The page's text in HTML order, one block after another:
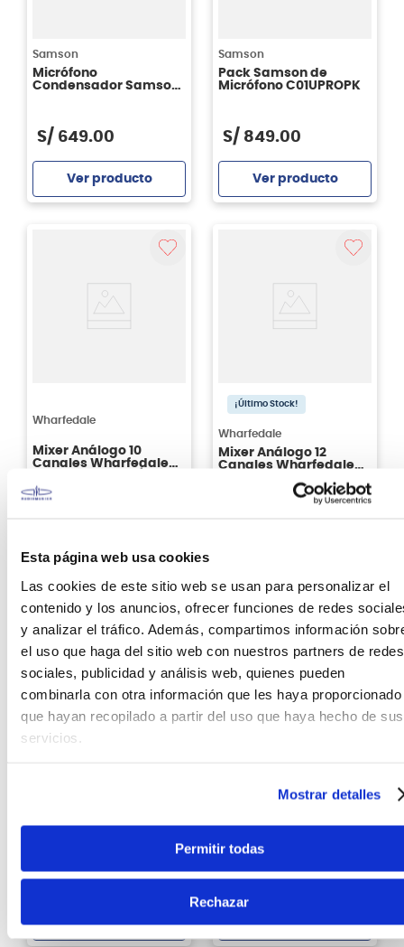
Esta página web usa cookies
Las cookies de este sitio web se usan para personalizar el
contenido y los anuncios, ofrecer funciones de redes
y analizar el tráfico. Además, compartimos información
el uso que haga del sitio web con nuestros partners de redes
sociales, publicidad y análisis web, quienes pueden
combinarla con otra información que les haya proporcionado
que hayan recopilado a partir del uso que haya hecho de sus
servicios.
Mostrar detalles
Permitir todas
Rechazar
Samson
Micrófono
Condensador Samson
S/ 649.00
Ver producto
Samson
Pack Samson de
Micrófono C01UPROPK
S/ 849.00
Ver producto
Wharfedale
Mixer Análogo 10
Canales Wharfedale
Ver producto
Agregar
¡Último Stock!
Wharfedale
Mixer Análogo 12
Canales Wharfedale
Agregar
Wharfedale SL824
S/ 2249.00
Ver producto
PACK VRC-210
S/ 2049.00
Ver producto